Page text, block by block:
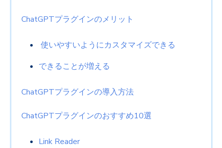
ChatGPTプラグインのメリット
使いやすいようにカスタマイズできる
できることが増える
ChatGPTプラグインの導入方法
ChatGPTプラグインのおすすめ10選
Link Reader